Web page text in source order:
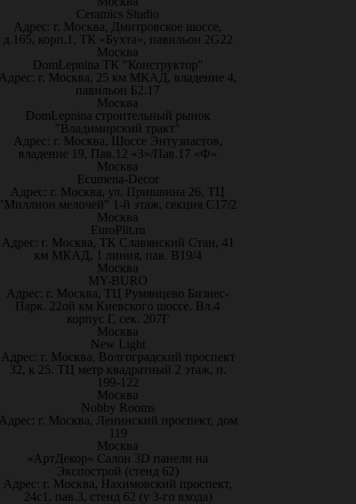
Ceramics Studio
Адрес: г. Москва, Дмитровское шоссе,
д.165, корп.1, ТК «Бухта», павильон 2G22
Москва
DomLepnina ТК "Конструктор"
г. Москва, 25 км МКАД, владение 4,
павильон Б2.17
Москва
DomLepnina строительный рынок
"Владимирский тракт"
Адрес: г. Москва, Шоссе Энтузиастов,
владение 19, Пав.12 «З»/Пав.17 «Ф»
Москва
Ecumena-Decor
Адрес: г. Москва, ул. Пришвина 26, ТЦ
мелочей" 1-й этаж, секция С17/2
Москва
EuroPlit.ru
Адрес: г. Москва, ТК Славянский Стан, 41
км МКАД, 1 линия, пав. В19/4
Москва
MY-BURO
Адрес: г. Москва, ТЦ Румянцево Бизнес-
Парк. 22ой км Киевского шоссе. Вл.4
корпус Г, сек. 207Г
Москва
New Light
Адрес: г. Москва, Волгоградский проспект
32, к 25. ТЦ метр квадратный 2 этаж, п.
199-122
Москва
Nobby Rooms
г. Москва, Ленинский проспект, дом
119
Москва
«АртДекор» Салон 3D панели на
Экспострой (стенд 62)
Адрес: г. Москва, Нахимовский проспект,
24с1, пав.3, стенд 62 (у 3-го входа)